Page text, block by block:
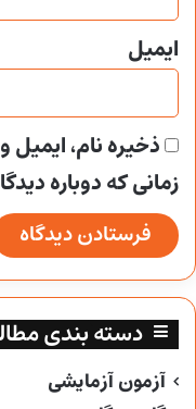
ایمیل
ذخیره نام،
زمانی که دوباره
دسته بندی
آزمون آزمایشی